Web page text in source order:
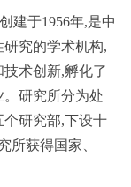
建于1956年,是中
究的学术机构,
术创新,孵化了
研究所分为处
研究部,下设十
所获得国家、